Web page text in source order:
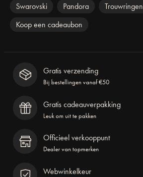
Swarovski
Pandora
Trouwringen
Koop een cadeaubon
Gratis verzending
Bij bestellingen vanaf €50
Gratis cadeauverpakking
Leuk om uit te pakken
Officieel verkooppunt
Dealer van topmerken
Webwinkelkeur